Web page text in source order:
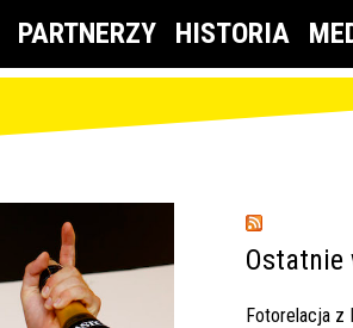
PARTNERZY HISTORIA
Ostatnie
Fotorelacja z